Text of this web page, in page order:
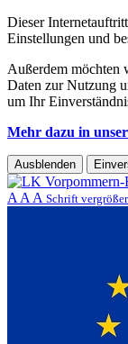
Dieser
Einstellungen und
Außerdem möchten
Daten zur Nutzung
um Ihr
Mehr dazu in
Ausblenden
A A A Schrift